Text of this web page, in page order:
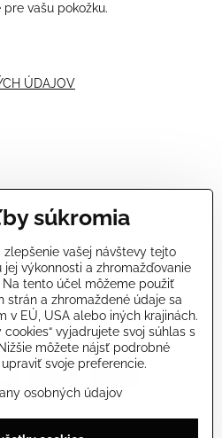
vašu pokožku.
ÚDAJOV
TALIANSKU
Copyright
súkromia
zlepšenie vašej návštevy tejto
výkonnosti a zhromažďovanie
Na tento účel môžeme použiť
strán a zhromaždené údaje sa
v EÚ, USA alebo iných krajinách.
vyjadrujete svoj súhlas s
môžete nájsť podrobné
svoje preferencie.
osobných údajov